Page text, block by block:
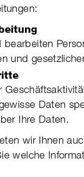
und
Daten
Ihre Daten.
wir Ihnen
welche